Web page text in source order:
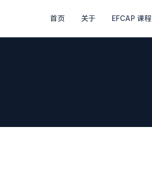
首页 关于 EFCAP 课程